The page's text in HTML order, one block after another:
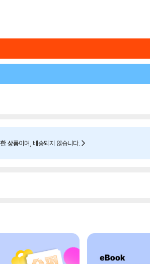
상품이며, 배송되지 않습니다.